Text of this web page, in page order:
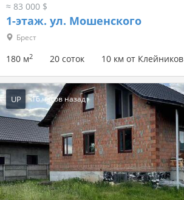
≈ 83 000 $
1-этаж. ул. Мошенского
Брест
180 м2 20 соток 10 км от Клейников
UP 16 часов назад